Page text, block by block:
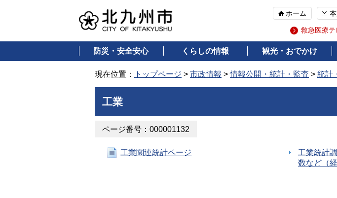
ホーム
救急医療
防災・安全安心 くらしの情報 観光・おでかけ
現在位置： トップページ > 市政情報 >情報公開・統計・監査 > 統計
工業
ページ番号：000001132
工業関連統計ページ
工業統計
数など（